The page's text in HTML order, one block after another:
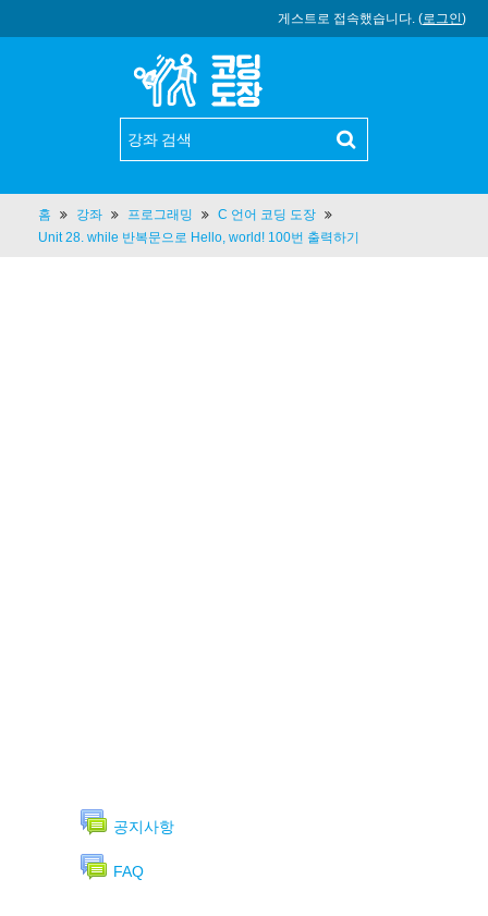
게스트로 접속했습니다. (로그인)
홈 강좌 프로그래밍
C 언어 코딩 도장
Unit 28. while 반복문으로 Hello, world! 100번 출력하기
공지사항
FAQ